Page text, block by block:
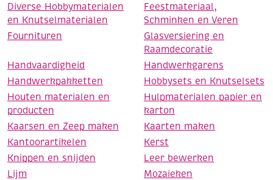
Diverse Hobbymaterialen
en Knutselmaterialen
Feestmateriaal,
Schminken en Veren
Fournituren
Glasversiering en
Raamdecoratie
Handvaardigheid
Handwerkgarens
Handwerkpakketten
Hobbysets en Knutselsets
Houten materialen en
producten
Hulpmaterialen papier en
karton
Kaarsen en Zeep maken
Kaarten maken
Kantoorartikelen
Kerst
Knippen en snijden
Leer bewerken
Lijm
Mozaieken